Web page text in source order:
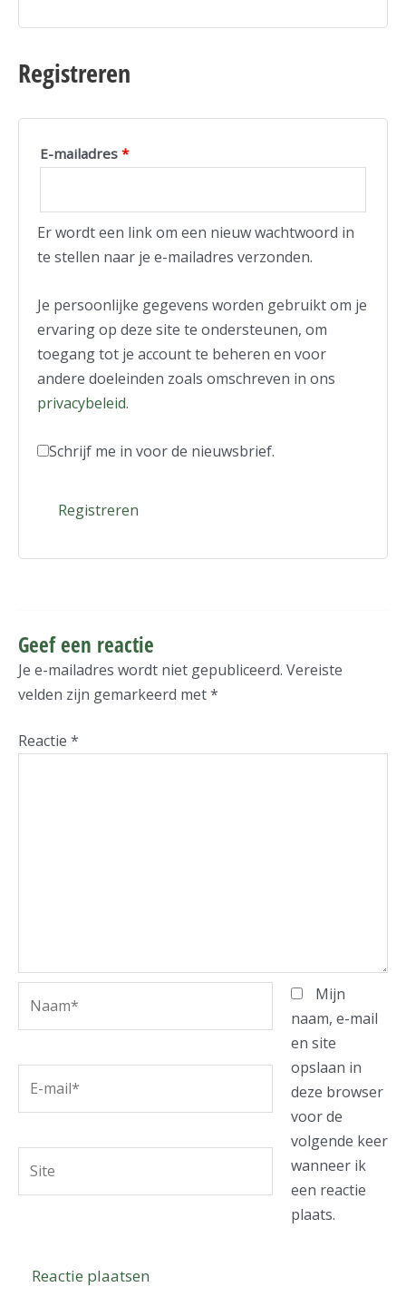
Registreren
E-mailadres *
Er wordt een link om een nieuw wachtwoord in
te stellen naar je e-mailadres verzonden.
Je persoonlijke gegevens worden gebruikt om je
ervaring op deze site te ondersteunen, om
toegang tot je account te beheren en voor
andere doeleinden zoals omschreven in ons
privacybeleid.
Schrijf me in voor de nieuwsbrief.
Registreren
Geef een reactie
Je e-mailadres wordt niet gepubliceerd. Vereiste
velden zijn gemarkeerd met*
Reactie *
mail*
Mijn
naam, e-mail
en site
opslaan in
deze browser
voor de
volgende keer
wanneer ik
een reactie
plaats.